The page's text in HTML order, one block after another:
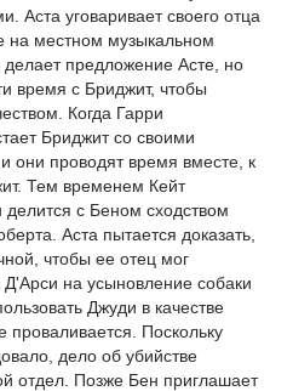
Аста уговаривает своего отца
на местном музыкальном
предложение Асте, но
время с Бриджит, чтобы
Когда Гарри
Бриджит со своими
они проводят время вместе, к
Тем временем Кейт
делится с Беном сходством
Аста пытается доказать,
чтобы ее отец мог
Д'Арси на усыновление собаки
Джуди в качестве
Поскольку
дело об убийстве
отдел. Позже Бен приглашает